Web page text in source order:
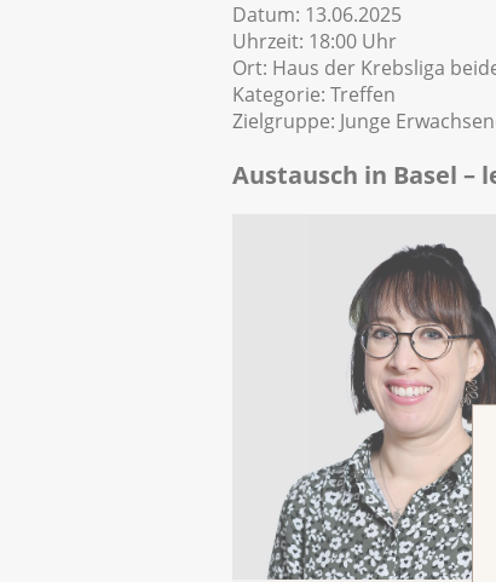
Datum: 13.06.2025
Uhrzeit: 18:00 Uhr
Ort: Haus der Krebsliga
Kategorie: Treffen
Zielgruppe: Junge
Austausch in Basel –